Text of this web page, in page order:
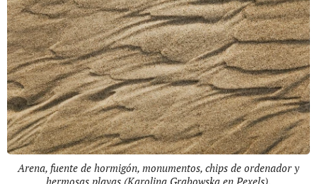
Arena, fuente de hormigón, monumentos, chips de ordenador y
hermosas playas (Karolina Grabowska en Pexels).